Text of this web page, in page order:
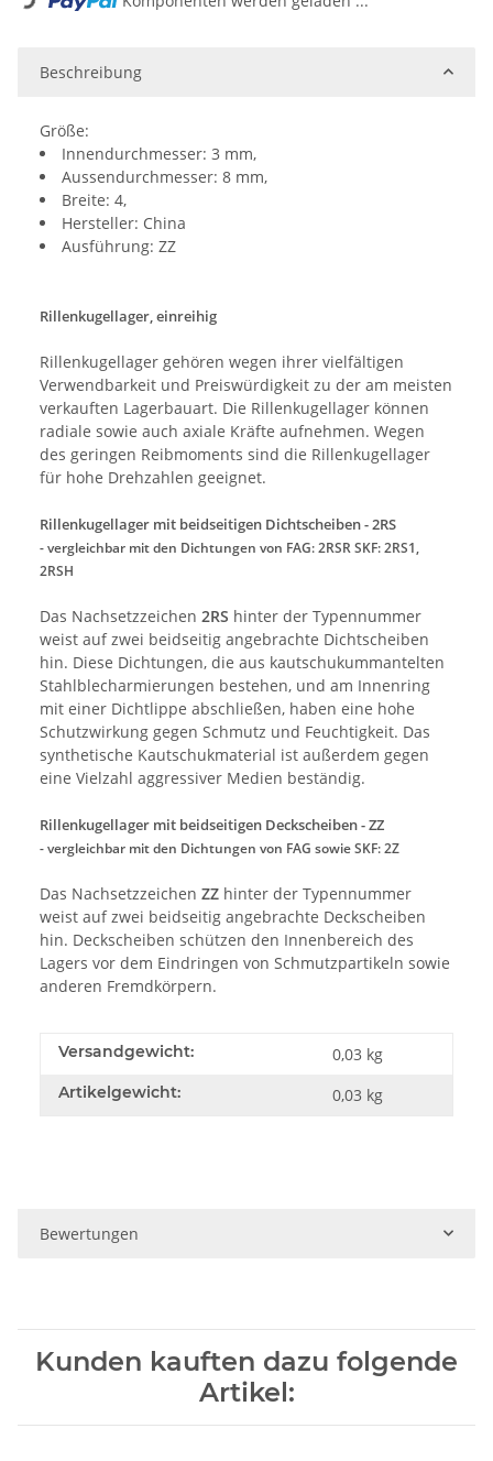
Beschreibung
Größe:
Innendurchmesser: 3 mm,
Aussendurchmesser: 8 mm,
Breite: 4,
Hersteller: China
Ausführung: ZZ
Rillenkugellager, einreihig
Rillenkugellager gehören wegen ihrer vielfältigen
Verwendbarkeit und Preiswürdigkeit zu der am meisten
verkauften Lagerbauart. Die Rillenkugellager können
radiale sowie auch axiale Kräfte aufnehmen. Wegen
des geringen Reibmoments sind die Rillenkugellager
für hohe Drehzahlen geeignet.
Rillenkugellager mit beidseitigen Dichtscheiben - 2RS
- vergleichbar mit den Dichtungen von FAG: 2RSR SKF: 2RS1,
2RSH
Das Nachsetzzeichen 2RS hinter der Typennummer
weist auf zwei beidseitig angebrachte Dichtscheiben
hin. Diese Dichtungen, die aus kautschukummantelten
Stahlblecharmierungen bestehen, und am Innenring
mit einer Dichtlippe abschließen, haben eine hohe
Schutzwirkung gegen Schmutz und Feuchtigkeit. Das
synthetische Kautschukmaterial ist außerdem gegen
eine Vielzahl aggressiver Medien beständig.
Rillenkugellager mit beidseitigen Deckscheiben - ZZ
- vergleichbar mit den Dichtungen von FAG sowie SKF: 2Z
Das Nachsetzzeichen ZZ hinter der Typennummer
weist auf zwei beidseitig angebrachte Deckscheiben
hin. Deckscheiben schützen den Innenbereich des
Lagers vor dem Eindringen von Schmutzpartikeln sowie
anderen Fremdkörpern.
Versandgewicht: 0,03 kg
Artikelgewicht: 0,03 kg
Bewertungen
Kunden kauften dazu folgende
Artikel: